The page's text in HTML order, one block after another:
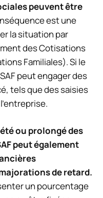
peuvent être
est une
la situation par
des Cotisations
Familiales). Si le
peut engager des
tels que des saisies
ou prolongé des
peut également
de retard.
un pourcentage